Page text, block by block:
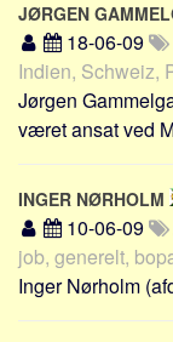
Social sikring og
Transport
Alle
Aspekter
Økonomi
Jura og regler
Skatter og afgifter
JØRGEN
18-06-09
Indien, Schweiz,
Jørgen
været ansat ved
INGER NØRHOLM
10-06-09
job, generelt,
Inger Nørholm